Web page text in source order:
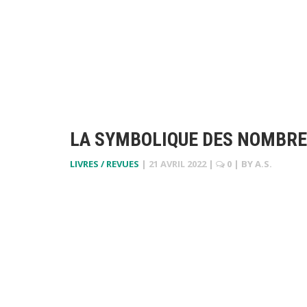
LA SYMBOLIQUE DES
LIVRES / REVUES | 21 AVRIL 2022 | 0 | BYA.S.